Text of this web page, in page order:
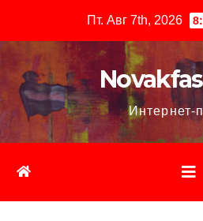
содержимому
Пт. Авг 7th, 2026
Интернет-